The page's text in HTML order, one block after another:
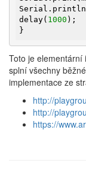
delay( 1000 );
}
Toto je
splní všechny
implementace ze
http://
http://
https://